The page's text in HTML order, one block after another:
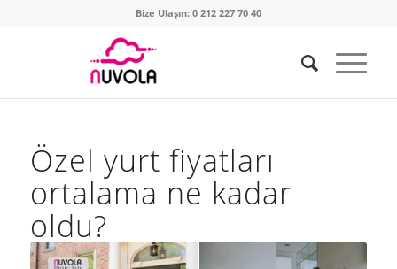
Bize Ulaşın: 0 212 227 70 40
Özel yurt fiyatları
ortalama ne kadar
oldu?